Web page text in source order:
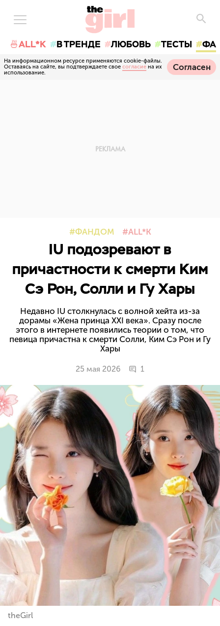
🍜ALL*K В ТРЕНДЕ ЛЮБОВЬ ТЕСТЫ
На информационном ресурсе применяются cookie-файлы.
Оставаясь на сайте, вы подтверждаете свое согласие на их
использование.
Согласен
ФАНДОМ ALL*K
IU подозревают в
причастности к смерти Ким
Сэ Рон, Солли и Гу Хары
Недавно IU столкнулась с волной хейта из-за
дорамы «Жена принца XXI века». Сразу после
этого в интернете появились теории о том, что
певица причастна к смерти Солли, Ким Сэ Рон и Гу
Хары
25 мая 2026 1
theGirl